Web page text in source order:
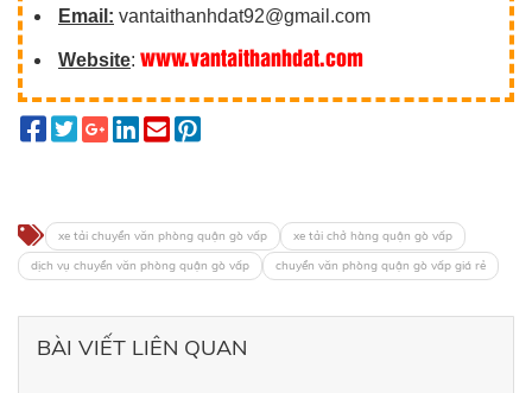
Email: vantaithanhdat92@gmail.com
Website: www.vantaithanhdat.com
xe tải chuyển văn phòng quận gò vấp
xe tải chở hàng quận gò vấp
dịch vụ chuyển văn phòng quận gò vấp
chuyển văn phòng quận gò vấp giá rẻ
BÀI VIẾT LIÊN QUAN